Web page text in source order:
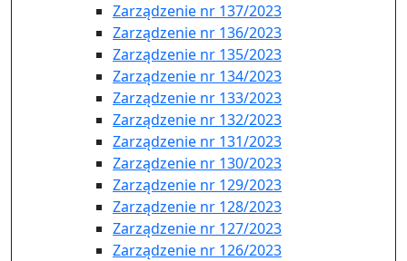
Zarządzenie nr 137/2023
Zarządzenie nr 136/2023
Zarządzenie nr 135/2023
Zarządzenie nr 134/2023
Zarządzenie nr 133/2023
Zarządzenie nr 132/2023
Zarządzenie nr 131/2023
Zarządzenie nr 130/2023
Zarządzenie nr 129/2023
Zarządzenie nr 128/2023
Zarządzenie nr 127/2023
Zarządzenie nr 126/2023